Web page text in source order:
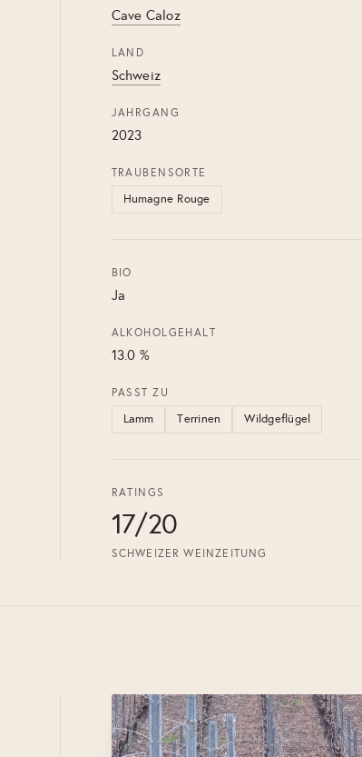
Cave Caloz
LAND
Schweiz
JAHRGANG
2023
TRAUBENSORTE
Humagne Rouge
BIO
Ja
ALKOHOLGEHALT
13.0 %
PASST ZU
Lamm Terrinen Wildgeflügel
RATINGS
17/20
SCHWEIZER WEINZEITUNG